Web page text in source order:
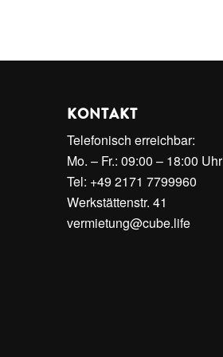
KONTAKT
Telefonisch erreichbar:
Mo. – Fr.: 09:00 – 18:00 Uhr
Tel: +49 2171 7799960
Werkstättenstr. 41
vermietung@cube.life